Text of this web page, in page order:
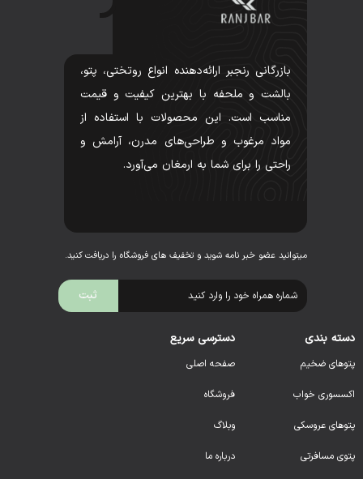
بازرگانی رنجبر ارائه‌دهنده انواع روتختی، پتو،
بالشت و ملحفه با بهترین کیفیت و قیمت
مناسب است. این محصولات با استفاده از
مواد مرغوب و طراحی‌های مدرن، آرامش و
راحتی را برای شما به ارمغان می‌آورد.
میتوانید عضو خبر نامه شوید و تخفیف های فروشگاه را دریافت کنید.
دسته بندی
پتوهای ضخیم
اکسسوری خواب
پتوهای عروسکی
پتوی مسافرتی
دسترسی سریع
صفحه اصلی
فروشگاه
وبلاگ
درباره ما